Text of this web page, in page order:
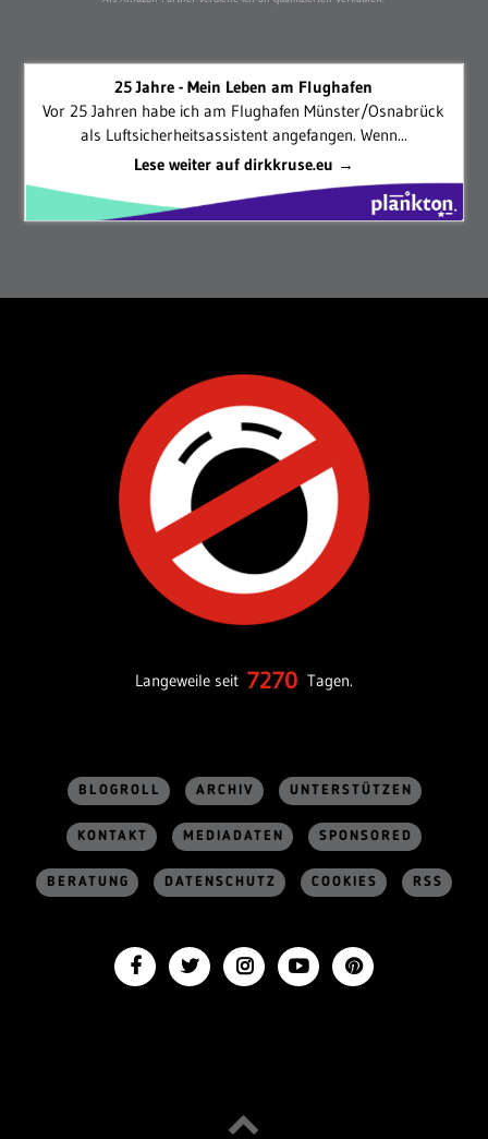
25 Jahre - Mein Leben am Flughafen
Vor 25 Jahren habe ich am Flughafen Münster/Osnabrück
als Luftsicherheitsassistent angefangen. Wenn...
Lese weiter auf dirkkruse.eu →
Langeweile seit 7270 Tagen.
BLOGROLL ARCHIV UNTERSTÜTZEN
KONTAKT MEDIADATEN SPONSORED
BERATUNG DATENSCHUTZ COOKIES RSS